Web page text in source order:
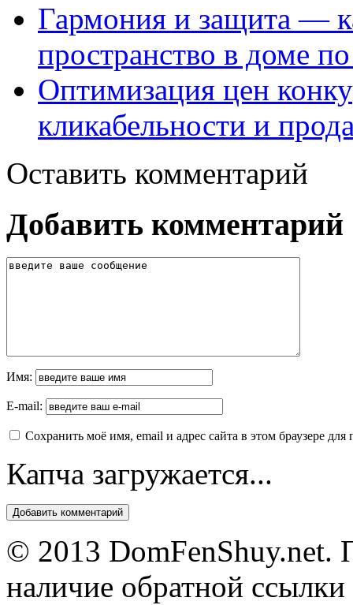
Гармония и защита —
пространство в доме
Оптимизация цен
кликабельности и
Оставить комментарий
Добавить комментарий
Имя:
E-mail:
Сохранить моё имя, email и адрес сайта в этом браузере
Капча загружается...
© 2013 DomFenShuy.net.
наличие обратной ссылки